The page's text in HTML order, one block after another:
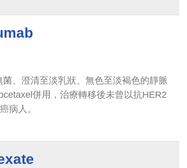
、澄清至淡乳狀、無色至淡褐色的靜脈
併用，治療轉移後未曾以抗HER2
病人。